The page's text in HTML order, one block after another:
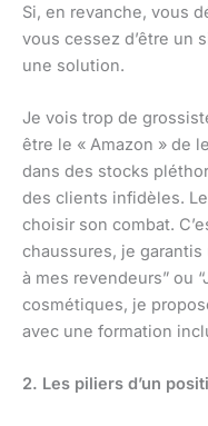
Si, en revanche, vous
vous cessez d’être un
une solution.
Je vois trop de
être le « Amazon » de
dans des stocks
des clients infidèles. Le
choisir son combat.
chaussures, je
à mes revendeurs” ou
cosmétiques, je
avec une formation
2. Les piliers d’un